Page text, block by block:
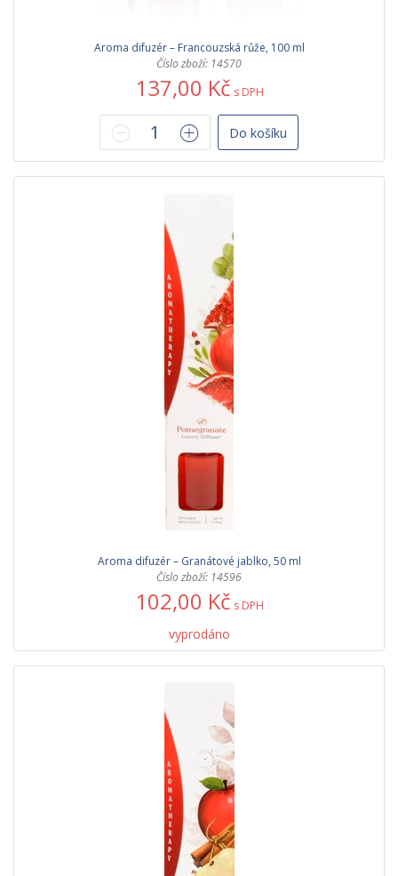
Aroma difuzér – Francouzská růže, 100 ml
Číslo zboží: 14570
137,00 Kč s DPH
Do košíku
Aroma difuzér – Granátové jablko, 50 ml
Číslo zboží: 14596
102,00 Kč s DPH
vyprodáno